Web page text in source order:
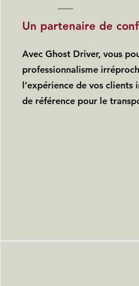
Un partenaire de
Avec Ghost Driver, vous
professionnalisme
l’expérience de vos
de référence pour le